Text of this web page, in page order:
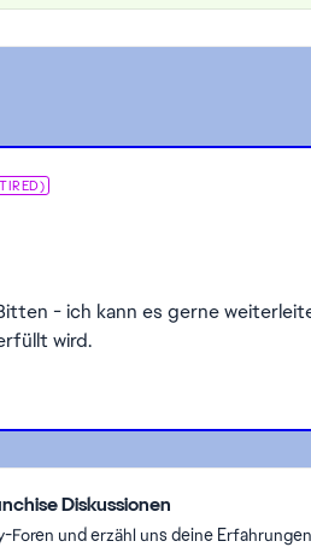
- ich kann es gerne
wird.
Diskussionen
Foren und erzähl uns deine